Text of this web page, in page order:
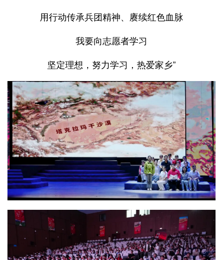
用行动传承兵团精神、赓续红色血脉
我要向志愿者学习
坚定理想，努力学习，热爱家乡”